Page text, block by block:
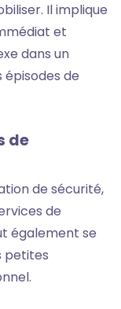
Il implique
et
dans un
épisodes de
de
de sécurité,
de
également se
petites